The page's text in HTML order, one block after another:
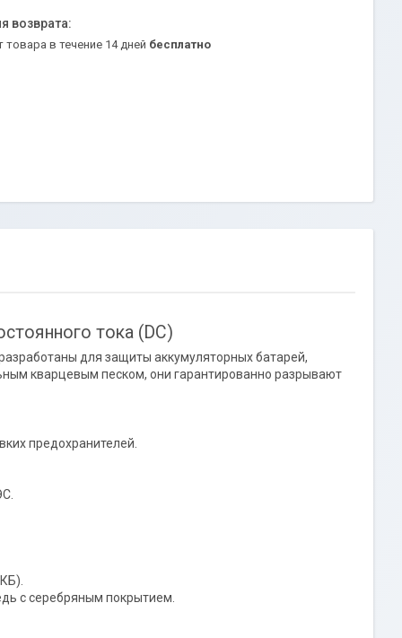
товара в течение 14 дней бесплатно
тока (DC)
для защиты аккумуляторных батарей,
кварцевым песком, они гарантированно разрывают
предохранителей.
с серебряным покрытием.